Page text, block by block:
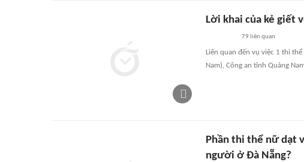
Lời khai của kẻ giết
79 liên quan
Liên quan đến vụ việc 1 thi
Nam), Công an tỉnh Quảng
Phần thi thể nữ dạt
người ở Đà Nẵng?